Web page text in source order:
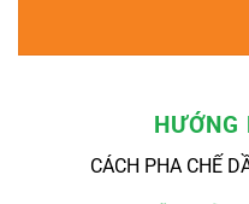
HƯỚNG
CÁCH PHA CHẾ